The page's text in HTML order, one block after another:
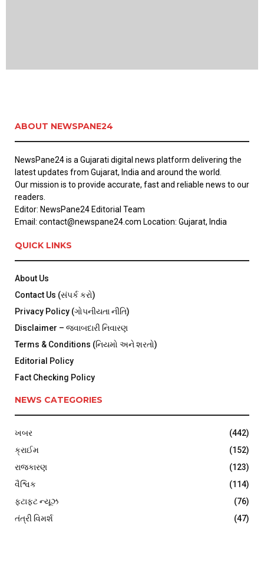
ABOUT NEWSPANE24
NewsPane24 is a Gujarati digital news platform delivering the
latest updates from Gujarat, India and around the world.
Our mission is to provide accurate, fast and reliable news to our
readers.
Editor: NewsPane24 Editorial Team
Email: contact@newspane24.com Location: Gujarat, India
QUICK LINKS
About Us
Contact Us (સંપર્ક કરો)
Privacy Policy (ગોપનીયતા નીતિ)
Disclaimer – જવાબદારી નિવારણ
Terms & Conditions (નિયમો અને શરતો)
Editorial Policy
Fact Checking Policy
NEWS CATEGORIES
ખબર
(442)
ક્રાઈમ
(152)
રાજકારણ
(123)
વૈશ્વિક
(114)
ફટાફટ ન્યૂઝ
(76)
તંત્રી વિમર્શ
(47)